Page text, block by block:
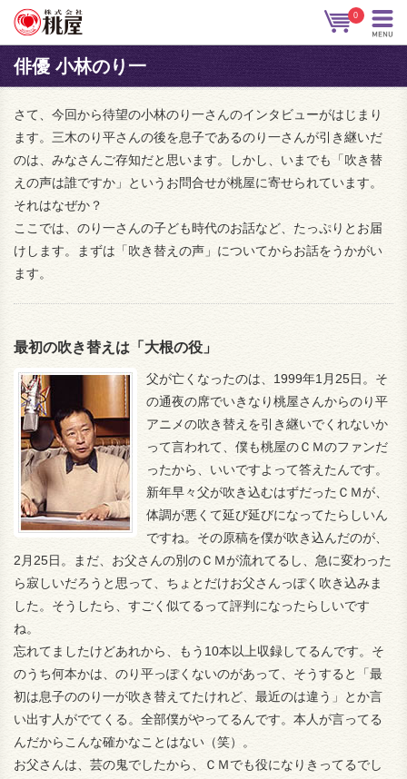
0
俳優 小林のり一
さて、今回から待望の小林のり一さんのインタビューがはじまり
ます。三木のり平さんの後を息子であるのり一さんが引き継いだ
のは、みなさんご存知だと思います。しかし、いまでも「吹き替
えの声は誰ですか」というお問合せが桃屋に寄せられています。
それはなぜか？
ここでは、のり一さんの子ども時代のお話など、たっぷりとお届
けします。まずは「吹き替えの声」についてからお話をうかがい
ます。
最初の吹き替えは「大根の役」
父が亡くなったのは、1999年1月25日。そ
の通夜の席でいきなり桃屋さんからのり平
アニメの吹き替えを引き継いでくれないか
って言われて、僕も桃屋のＣＭのファンだ
ったから、いいですよって答えたんです。
新年早々父が吹き込むはずだったＣＭが、
体調が悪くて延び延びになってたらしいん
ですね。その原稿を僕が吹き込んだのが、
2月25日。まだ、お父さんの別のＣＭが流れてるし、急に変わった
ら寂しいだろうと思って、ちょとだけお父さんっぽく吹き込みま
した。そうしたら、すごく似てるって評判になったらしいです
ね。
忘れてましたけどあれから、もう10本以上収録してるんです。そ
のうち何本かは、のり平っぽくないのがあって、そうすると「最
初は息子ののり一が吹き替えてたけれど、最近のは違う」とか言
い出す人がでてくる。全部僕がやってるんです。本人が言ってる
んだからこんな確かなことはない（笑）。
お父さんは、芸の鬼でしたから、ＣＭでも役になりきってるでし